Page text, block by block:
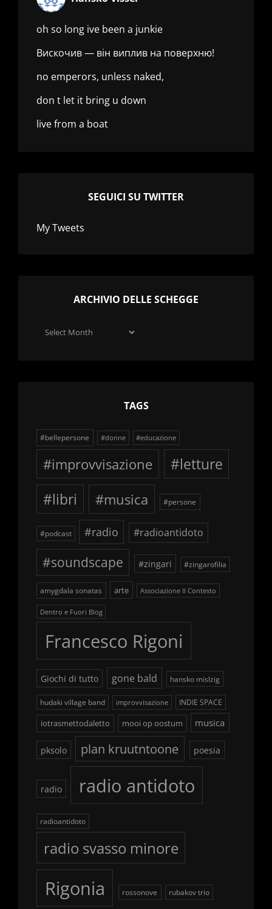
oh so long ive been a junkie
Вискочив — він виплив на поверхню!
no emperors, unless naked,
don t let it bring u down
live from a boat
SEGUICI SU TWITTER
My Tweets
ARCHIVIO DELLE SCHEGGE
Archivio
TAGS
#bellepersone #donne #educazione
#improvvisazione
#letture
#libri
#musica #persone
#podcast #radio #radioantidoto
#soundscape #zingari #zingarofilia
amygdala sonatas arte Associazione Il Contesto
Dentro e Fuori Blog
Francesco Rigoni
Giochi di tutto gone bald hansko mislzig
hudaki village band improvvisazione INDIE SPACE
iotrasmettodaletto mooi op oostum musica
pksolo plan kruutntoone poesia
radio radio antidoto
radioantidoto
radio svasso minore
Rigonia rossonove rubakov trio